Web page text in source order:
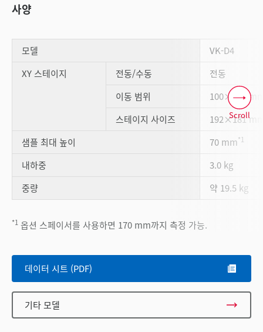
사양
모델
VK-D4
XY 스테이지
전동/수동
전동
이동 범위
100×100
스테이지 사이즈
192×181
샘플 최대 높이
70 mm*1
내하중
3.0 kg
중량
약 19.5 kg
*1 옵션 스페이서를 사용하면 170 mm까지 측정 가능.
Scroll
데이터 시트 (PDF)
기타 모델